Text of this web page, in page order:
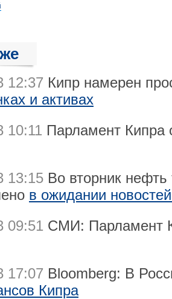
12:37 Кипр намерен
и активах
10:11 Парламент Кипра
13:15 Во вторник нефть
в ожидании
09:51 СМИ: Парламент
17:07 Bloomberg: В
Кипра